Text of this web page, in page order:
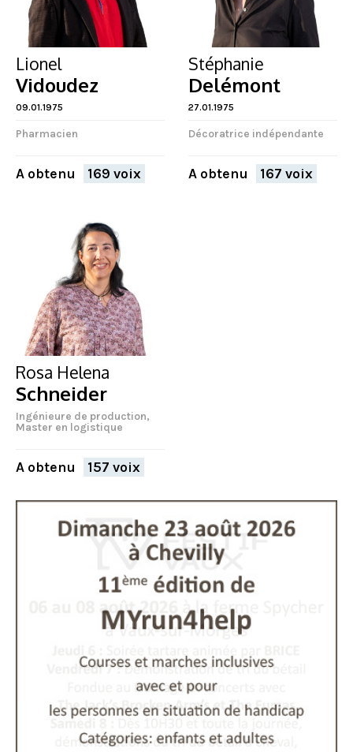
Lionel
Vidoudez
09.01.1975
Pharmacien
A obtenu 169 voix
Stéphanie
Delémont
27.01.1975
Décoratrice indépendante
A obtenu 167 voix
Rosa Helena
Schneider
Ingénieure de production,
Master en logistique
A obtenu 157 voix
FERMER